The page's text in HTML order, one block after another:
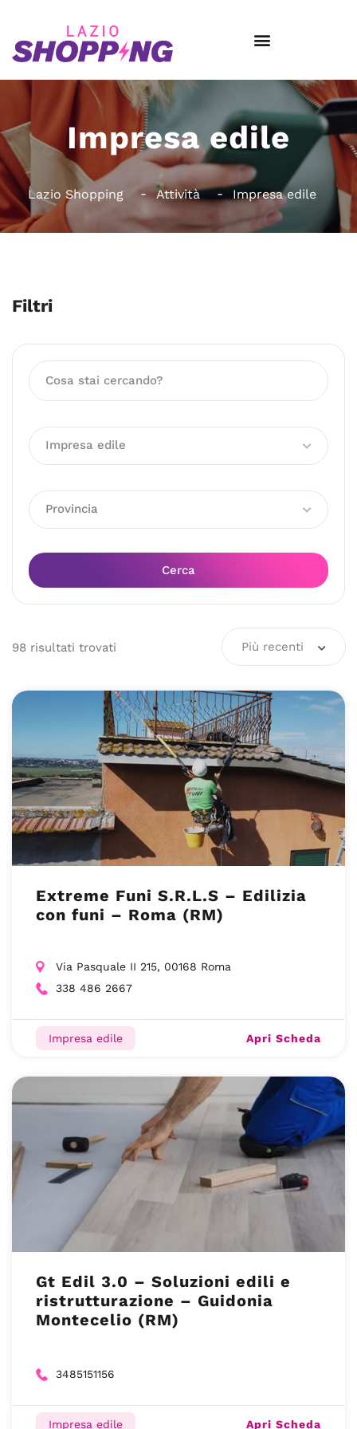
Impresa edile
Lazio Shopping Attività Impresa edile
Filtri
Impresa edile
Provincia
Cerca
98 risultati trovati Più recenti
Extreme Funi S.R.L.S – Edilizia
con funi – Roma (RM)
Via Pasquale II 215, 00168 Roma
338 486 2667
Impresa edile Apri Scheda
Gt Edil 3.0 – Soluzioni edili e
ristrutturazione – Guidonia
Montecelio (RM)
3485151156
Impresa edile Apri Scheda